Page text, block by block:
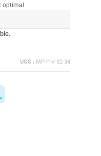
optimal.
UGS : MP-P-V-32-34